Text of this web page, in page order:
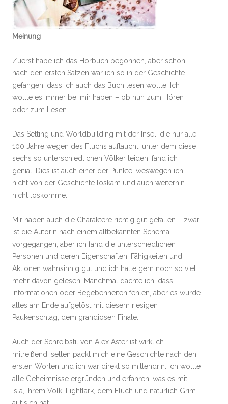
Meinung
Zuerst habe ich das Hörbuch begonnen, aber schon
nach den ersten Sätzen war ich so in der Geschichte
gefangen, dass ich auch das Buch lesen wollte. Ich
wollte es immer bei mir haben – ob nun zum Hören
oder zum Lesen.
Das Setting und Worldbuilding mit der Insel, die nur alle
100 Jahre wegen des Fluchs auftaucht, unter dem diese
sechs so unterschiedlichen Völker leiden, fand ich
genial. Dies ist auch einer der Punkte, weswegen ich
nicht von der Geschichte loskam und auch weiterhin
nicht loskomme.
Mir haben auch die Charaktere richtig gut gefallen – zwar
ist die Autorin nach einem altbekannten Schema
vorgegangen, aber ich fand die unterschiedlichen
Personen und deren Eigenschaften, Fähigkeiten und
Aktionen wahnsinnig gut und ich hätte gern noch so viel
mehr davon gelesen. Manchmal dachte ich, dass
Informationen oder Begebenheiten fehlen, aber es wurde
alles am Ende aufgelöst mit diesem riesigen
Paukenschlag, dem grandiosen Finale.
Auch der Schreibstil von Alex Aster ist wirklich
mitreißend, selten packt mich eine Geschichte nach den
ersten Worten und ich war direkt so mittendrin. Ich wollte
alle Geheimnisse ergründen und erfahren; was es mit
Isla, ihrem Volk, Lightlark, dem Fluch und natürlich Grim